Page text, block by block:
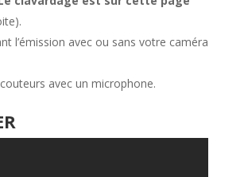
l’émission avec ou sans votre caméra
avec un microphone.